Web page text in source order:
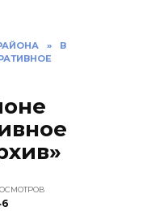
»
В